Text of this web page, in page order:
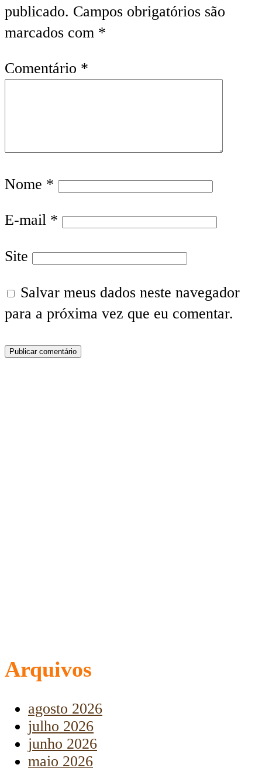
publicado. Campos obrigatórios são
marcados com *
Comentário *
Nome *
E-mail *
Site
Salvar meus dados neste navegador
para a próxima vez que eu comentar.
Arquivos
agosto 2026
julho 2026
junho 2026
maio 2026